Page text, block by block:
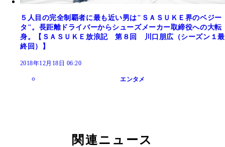
５人目の完全制覇者に最も近い男は"ＳＡＳＵＫＥ界のベジー
タ"。長距離ドライバーからシューズメーカー取締役への大転
身。【ＳＡＳＵＫＥ放浪記 第８回 川口朋広（シーズン１最
終回）】
2018年12月18日 06:20
エンタメ
関連ニュース